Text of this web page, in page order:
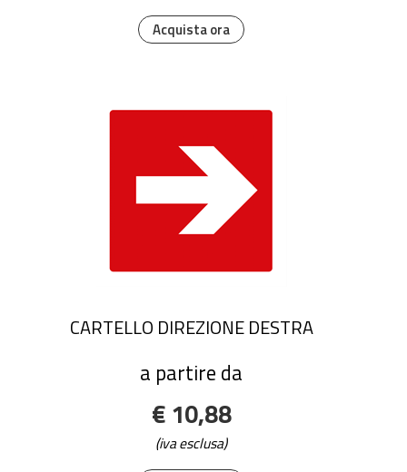
Acquista ora
CARTELLO DIREZIONE DESTRA
a partire da
€ 10,88
(iva esclusa)